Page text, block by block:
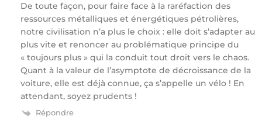
De toute façon, pour faire face à la raréfaction des
ressources métalliques et énergétiques pétrolières,
notre civilisation n’a plus le choix : elle doit s’adapter au
plus vite et renoncer au problématique principe du
« toujours plus » qui la conduit tout droit vers le chaos.
Quant à la valeur de l’asymptote de décroissance de la
voiture, elle est déjà connue, ça s’appelle un vélo ! En
attendant, soyez prudents !
Répondre